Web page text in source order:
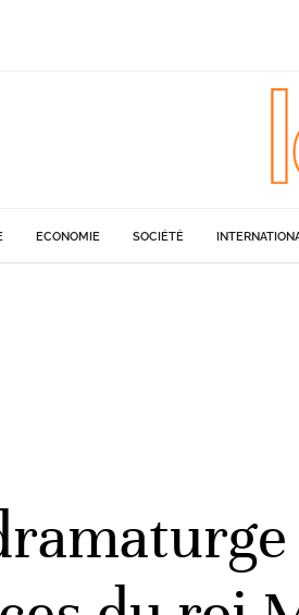
ECONOMIE SOCIÉTÉ